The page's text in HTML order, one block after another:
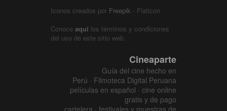
Iconos creados por Freepik - Flaticon
Conoce aquí los términos y condiciones
del uso de este sitio web.
Cineaparte
Guía del cine hecho en
Perú · Filmoteca Digital Peruana
películas en español · cine online
gratis y de pago